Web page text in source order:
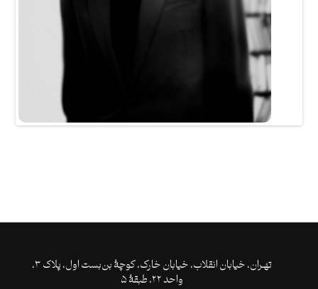
تهـران،‌ خیابان انقلاب، خیابان خارک، کوچۀ بن‌بست اول، پلاک ۳،
واحد ۲۲، طبقۀ ۵